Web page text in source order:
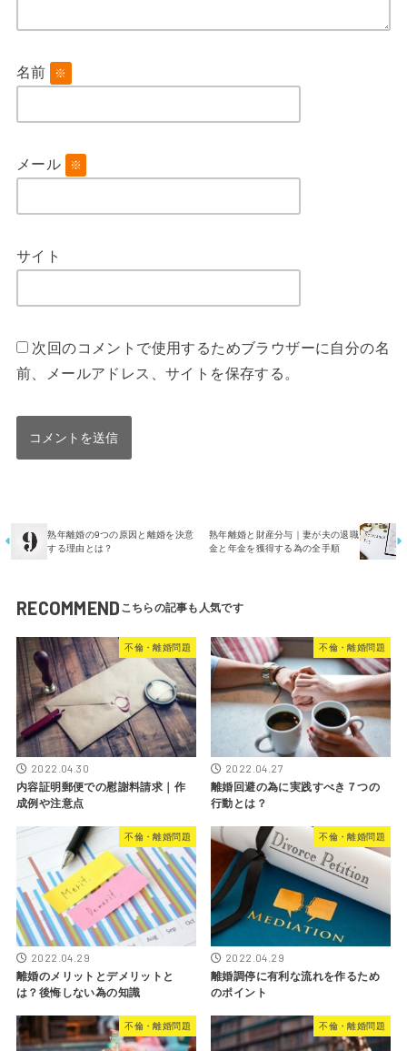
名前 ※
メール ※
サイト
次回のコメントで使用するためブラウザーに自分の名
前、メールアドレス、サイトを保存する。
熟年離婚の9つの原因と離婚を決意
する理由とは？
熟年離婚と財産分与｜妻が夫の退職
金と年金を獲得する為の全手順
RECOMMEND
不倫・離婚問題
2022.04.30
内容証明郵便での慰謝料請求｜作
成例や注意点
不倫・離婚問題
2022.04.27
離婚回避の為に実践すべき７つの
行動とは？
不倫・離婚問題
2022.04.29
離婚のメリットとデメリットと
は？後悔しない為の知識
不倫・離婚問題
2022.04.29
離婚調停に有利な流れを作るため
のポイント
不倫・離婚問題 不倫・離婚問題